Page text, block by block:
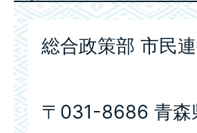
総合政策部 市民
〒031-8686 青森